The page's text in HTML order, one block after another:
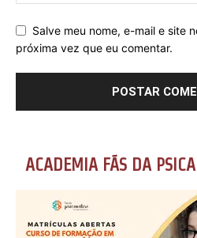
Salve meu nome, e-mail e site
próxima vez que eu comentar.
ACADEMIA FÃS DA